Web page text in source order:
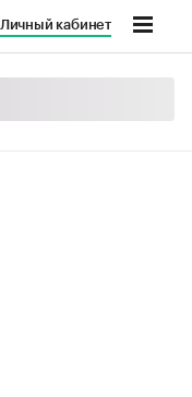
Личный кабинет